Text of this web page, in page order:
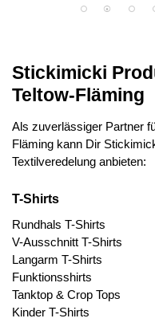
Stickimicki
Teltow-Fläming
Als zuverlässiger Partner
Fläming kann Dir
Textilveredelung anbieten:
T-Shirts
Rundhals T-Shirts
V-Ausschnitt T-Shirts
Langarm T-Shirts
Funktionsshirts
Tanktop & Crop Tops
Kinder T-Shirts